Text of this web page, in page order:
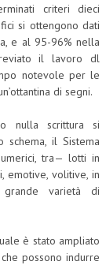
criteri dieci
si ottengono dati
e al 95-96% nella
il lavoro dl
notevole per le
di segni.
nulla scrittura si
il Sistema
tra— lotti in
emotive, volitive, in
varietà di
è stato ampliato
possono indurre